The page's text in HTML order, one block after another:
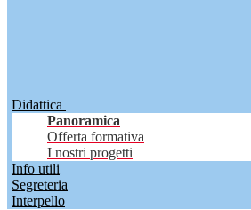
Didattica
Panoramica
Offerta formativa
I nostri progetti
Info utili
Segreteria
Interpello